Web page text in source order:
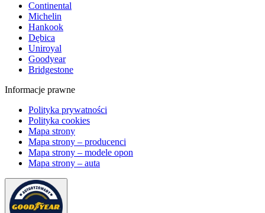
Continental
Michelin
Hankook
Dębica
Uniroyal
Goodyear
Bridgestone
Informacje prawne
Polityka prywatności
Polityka cookies
Mapa strony
Mapa strony – producenci
Mapa strony – modele opon
Mapa strony – auta